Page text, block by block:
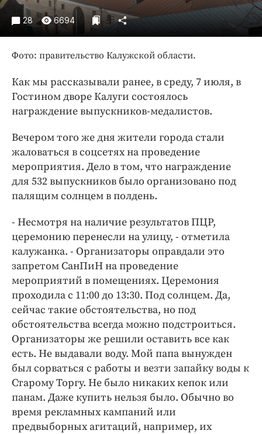
Блоги
Издания
Медиаперсона
Клиника года
Бренд года
Работодатель года
28 6694
Фото: правительство Калужской области.
Как мы рассказывали ранее, в среду, 7 июля, в
Гостином дворе Калуги состоялось
награждение выпускников-медалистов.
Вечером того же дня жители города стали
жаловаться в соцсетях на проведение
мероприятия. Дело в том, что награждение
для 532 выпускников было организовано под
палящим солнцем в полдень.
- Несмотря на наличие результатов ПЦР,
церемонию перенесли на улицу, - отметила
калужанка. - Организаторы оправдали это
запретом СанПиН на проведение
мероприятий в помещениях. Церемония
проходила с 11:00 до 13:30. Под солнцем. Да,
сейчас такие обстоятельства, но под
обстоятельства всегда можно подстроиться.
Организаторы же решили оставить все как
есть. Не выдавали воду. Мой папа вынужден
был сорваться с работы и везти запайку воды к
Старому Торгу. Не было никаких кепок или
панам. Даже купить нельзя было. Обычно во
время рекламных кампаний или
предвыборных агитаций, например, их